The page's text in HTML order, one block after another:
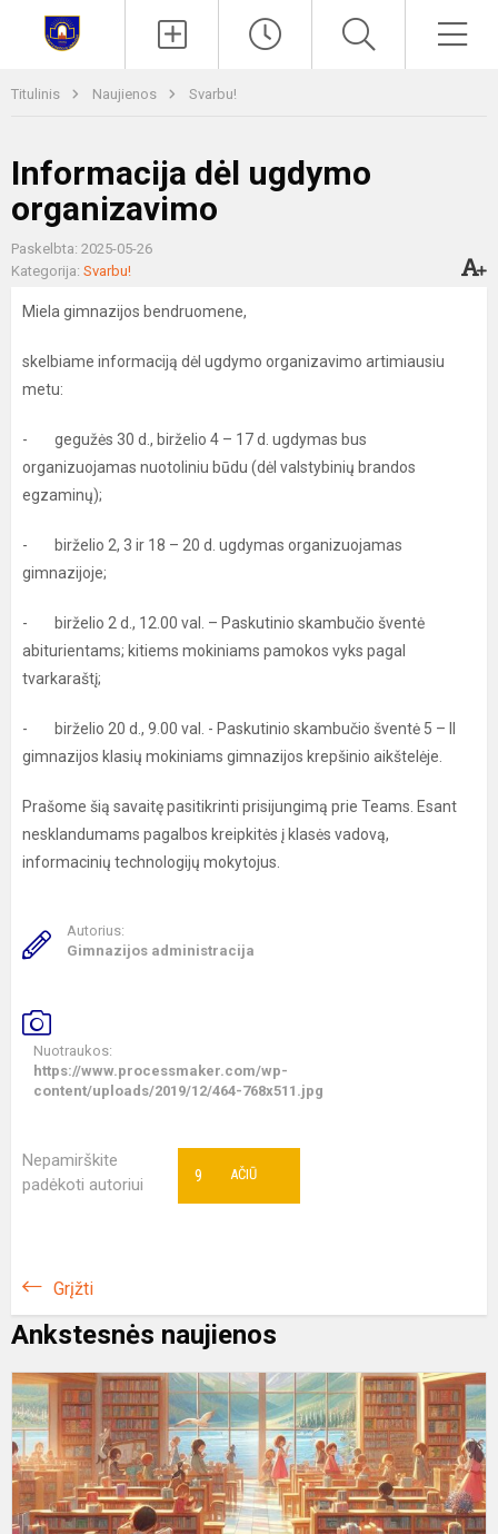
Titulinis Naujienos Svarbu!
Informacija dėl ugdymo
organizavimo
Paskelbta: 2025-05-26
Kategorija: Svarbu!
Miela gimnazijos bendruomene,
skelbiame informaciją dėl ugdymo organizavimo artimiausiu
metu:
- gegužės 30 d., birželio 4 – 17 d. ugdymas bus
organizuojamas nuotoliniu būdu (dėl valstybinių brandos
egzaminų);
- birželio 2, 3 ir 18 – 20 d. ugdymas organizuojamas
gimnazijoje;
- birželio 2 d., 12.00 val. – Paskutinio skambučio šventė
abiturientams; kitiems mokiniams pamokos vyks pagal
tvarkaraštį;
- birželio 20 d., 9.00 val. - Paskutinio skambučio šventė 5 – II
gimnazijos klasių mokiniams gimnazijos krepšinio aikštelėje.
Prašome šią savaitę pasitikrinti prisijungimą prie Teams. Esant
nesklandumams pagalbos kreipkitės į klasės vadovą,
informacinių technologijų mokytojus.
Autorius:
Gimnazijos administracija
Nuotraukos:
https://www.processmaker.com/wp-
content/uploads/2019/12/464-768x511.jpg
Nepamirškite
padėkoti autoriui
AČIŪ
9
Grįžti
Ankstesnės naujienos